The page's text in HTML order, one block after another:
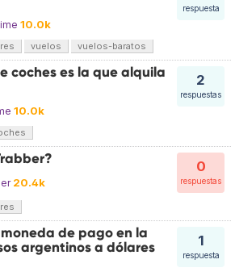
respuesta
10.0k
vuelos vuelos-baratos
2
respuestas
coches es la que alquila
10.0k
0
respuestas
20.4k
1
respuesta
de pago en la
argentinos a dólares